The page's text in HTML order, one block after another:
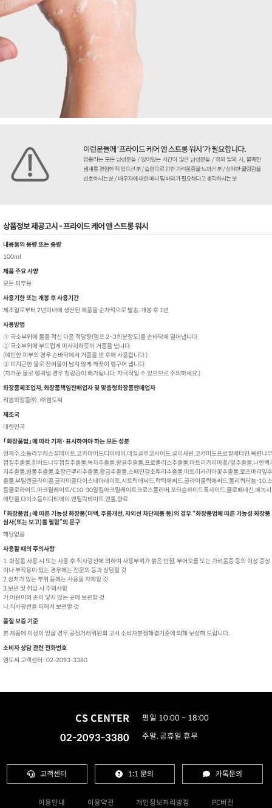
상품정보 제공고시 - 프라이드 케어 앤 스트롱 워시
내용물의 용량 또는 중량
100ml
제품 주요 사양
모든 피부용
사용기한 또는 개봉 후 사용기간
제조일로부터 2년이내에 생산된 제품을 순차적으로 발송, 개봉 후 1년
사용방법
① 국소부위에 물을 적신 다음 적당량(펌프 2~3회분정도)을 손바닥에 덜어냅니다.
② 국소부위에 부드럽게 마사지하듯이 거품을 냅니다.
(예민한 피부의 경우 손바닥에서 거품을 낸 후에 사용합니다.)
③ 미지근한 물로 잔여물이 남지 않게 깨끗이 헹구어 냅니다.
(차가운 물로 헹궈낼 경우 청량감이 배가됩니다. 자극적일 수 있으므로 주의하세요.)
화장품제조업자, 화장품책임판매업자 및 맞춤형화장품판매업자
리봄화장품㈜ , ㈜엠도씨
제조국
대한민국
「화장품법」에 따라 기재·표시하여야 하는 모든 성분
정제수,소듐라우레스설페이트,코카마이드디이에이,데실글루코사이드,글리세린,코카미도프로필베타인,목련나무
껍질추출물,흰버드나무껍질추출물,녹차추출물,왕귤추출물,프로폴리스추출물,마트리카리아꽃/잎추출물,나한백
지추출물,병풀추출물,호장근뿌리추출물,황금추출물,스페인감초뿌리추출물,마트리카리아꽃추출물,로즈마리잎추
출물,부틸렌글라이콜,글라이콜다이스테아레이트,시트릭애씨드,락틱애씨드,글라이콜릭애씨드,폴리쿼터늄-10,소
듐클로라이드,아크릴레이트/C10-30알킬아크릴레이트크로스폴리머,포타슘하이드록사이드,클로페네신,페녹시
에탄올,다이소듐이디티에이,멘틸락테이트,멘톨,향료
「화장품법」에 따른 기능성 화장품(미백, 주름개선, 자외선 차단제품 등)의 경우 “화장품법에 따른 기능성 화장품
심사(또는 보고)를 필함”의 문구
해당없음
사용할 때의 주의사항
1. 화장품 사용 시 또는 사용 후 직사광선에 의하여 사용부위가 붉은 반점, 부어오름 또는 가려움증 등의 이상 증상
이나 부작용이 있는 경우에는 전문의 등과 상담할 것
2.상처가 있는 부위 등에는 사용을 자제할 것
3.보관 및 취급 시 주의사항
가.어린이의 손이 닿지 않는 곳에 보관할 것
나.직사광선을 피해서 보관할 것
품질 보증 기준
본 제품에 이상이 있을 경우 공정거래위원회 고시 소비자분쟁해결기준에 의해 보상해 드립니다.
소비자 상담 관련 전화번호
엠도씨 고객센터 : 02-2093-3380
CS CENTER
02-2093-3380
평일 10:00 ~ 18:00
주말, 공휴일 휴무
고객센터 1:1 문의 카톡문의
이용안내 이용약관 개인정보처리방침 PC버전